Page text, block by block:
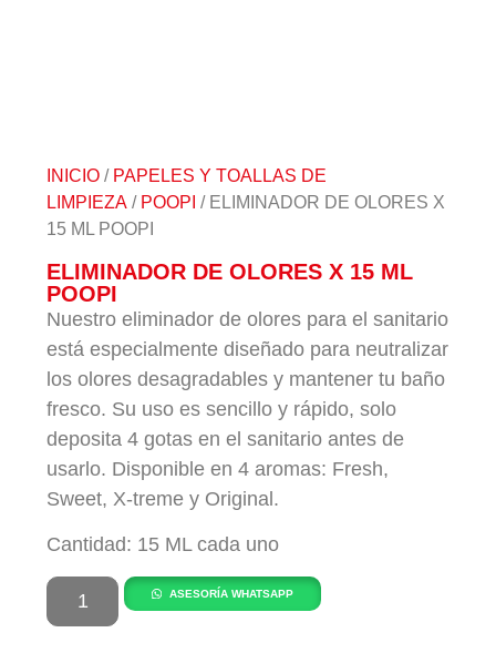
INICIO / PAPELES Y TOALLAS DE
LIMPIEZA / POOPI / ELIMINADOR DE OLORES X
15 ML POOPI
ELIMINADOR DE OLORES X 15 ML
POOPI
Nuestro eliminador de olores para el sanitario
está especialmente diseñado para neutralizar
los olores desagradables y mantener tu baño
fresco. Su uso es sencillo y rápido, solo
deposita 4 gotas en el sanitario antes de
usarlo. Disponible en 4 aromas: Fresh,
Sweet, X-treme y Original.
Cantidad: 15 ML cada uno
ASESORÍA WHATSAPP